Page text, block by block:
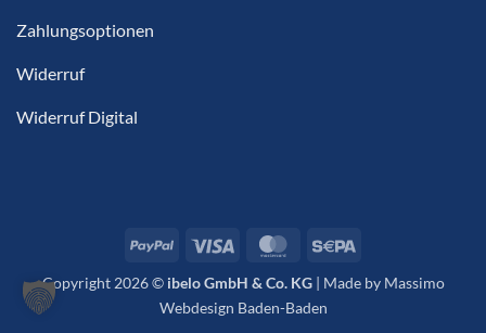
Zahlungsoptionen
Widerruf
Widerruf Digital
PayPal Visa MasterCard
Copyright 2026 © ibelo GmbH & Co. KG| Made by Massimo
Webdesign Baden-Baden